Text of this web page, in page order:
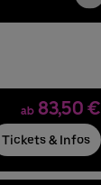
ab 83,50 €
Tickets & Infos